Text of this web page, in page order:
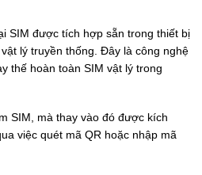
SIM được tích hợp sẵn trong thiết bị
lý truyền thống. Đây là công nghệ
thế hoàn toàn SIM vật lý trong
SIM, mà thay vào đó được kích
việc quét mã QR hoặc nhập mã